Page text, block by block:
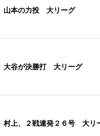
山本の力投 大リーグ
大谷が決勝打 大リーグ
村上、２戦連発２６号 大リ